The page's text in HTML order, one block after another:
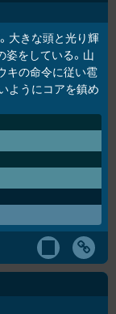
大きな頭と光り輝
姿をしている。山
ウキの命令に従い雹
ようにコアを鎮め